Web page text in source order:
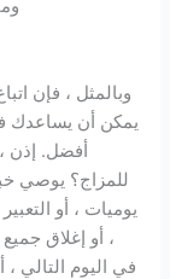
وبالمثل ، فإن
يمكن أن يساعدك
أفضل. إذن ،
للمزاج؟ يوصي
يوميات ، أو
، أو إغلاق
في اليوم التالي